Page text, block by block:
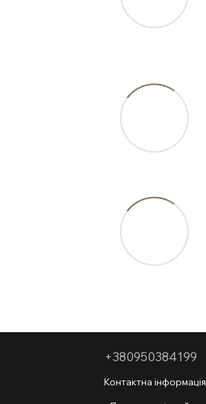
+380950384199
Контактна інформація